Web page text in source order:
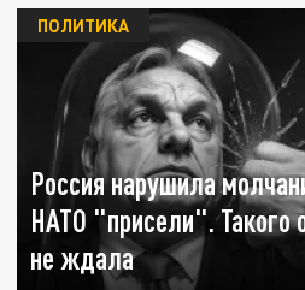
Россия нарушила
НАТО "присели". Такого
не ждала
ПОЛИТИКА